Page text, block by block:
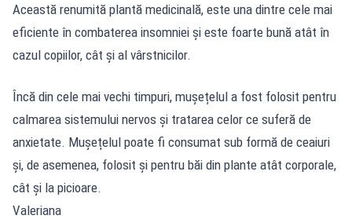
Această renumită plantă medicinală, este una dintre cele mai
eficiente în combaterea insomniei și este foarte bună atât în
cazul copiilor, cât și al vârstnicilor.
Încă din cele mai vechi timpuri, mușețelul a fost folosit pentru
calmarea sistemului nervos și tratarea celor ce suferă de
anxietate. Mușețelul poate fi consumat sub formă de ceaiuri
și, de asemenea, folosit și pentru băi din plante atât corporale,
cât şi la picioare.
Valeriana